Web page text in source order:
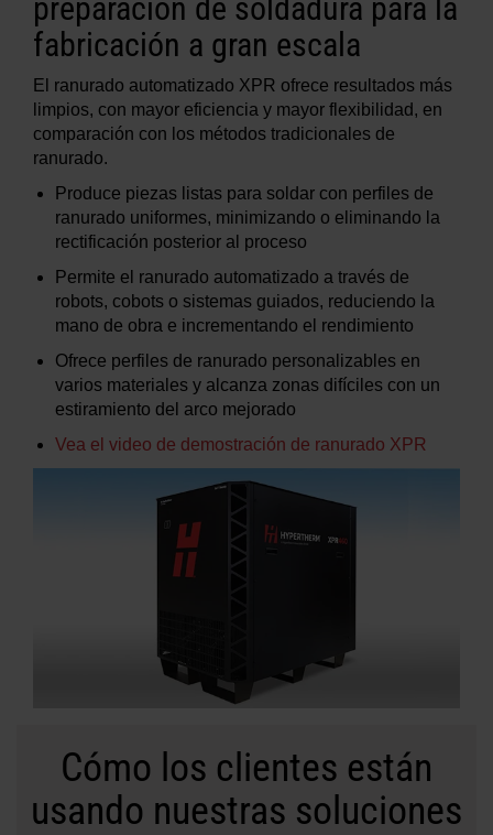
preparación de soldadura para la
fabricación a gran escala
El ranurado automatizado XPR ofrece resultados más
limpios, con mayor eficiencia y mayor flexibilidad, en
comparación con los métodos tradicionales de
ranurado.
Produce piezas listas para soldar con perfiles de
ranurado uniformes, minimizando o eliminando la
rectificación posterior al proceso
Permite el ranurado automatizado a través de
robots, cobots o sistemas guiados, reduciendo la
mano de obra e incrementando el rendimiento
Ofrece perfiles de ranurado personalizables en
varios materiales y alcanza zonas difíciles con un
estiramiento del arco mejorado
Vea el video de demostración de ranurado XPR
Cómo los clientes están
usando nuestras soluciones